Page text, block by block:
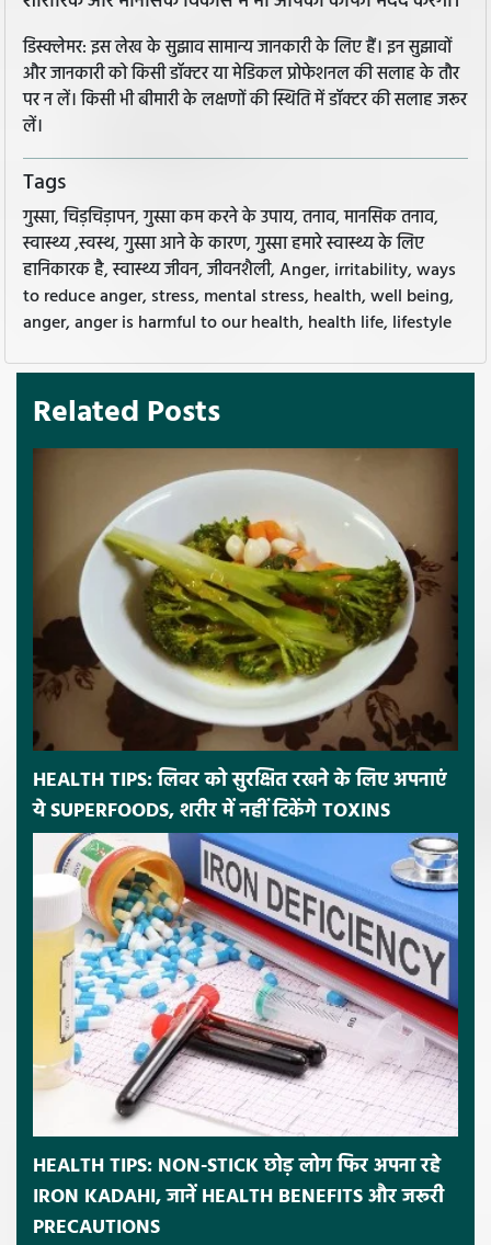
डिस्क्लेमर: इस लेख के सुझाव सामान्य जानकारी के लिए हैं। इन सुझावों
और जानकारी को किसी डॉक्टर या मेडिकल प्रोफेशनल की सलाह के तौर
पर न लें। किसी भी बीमारी के लक्षणों की स्थिति में डॉक्टर की सलाह जरूर
लें।
Tags
गुस्सा, चिड़चिड़ापन, गुस्सा कम करने के उपाय, तनाव, मानसिक तनाव,
स्वास्थ्य ,स्वस्थ, गुस्सा आने के कारण, गुस्सा हमारे स्वास्थ्य के लिए
हानिकारक है, स्वास्थ्य जीवन, जीवनशैली, Anger, irritability, ways
to reduce anger, stress, mental stress, health, well being,
anger, anger is harmful to our health, health life, lifestyle
Related Posts
HEALTH TIPS: लिवर को सुरक्षित रखने के लिए अपनाएं
ये SUPERFOODS, शरीर में नहीं टिकेंगे TOXINS
HEALTH TIPS: NON-STICK छोड़ लोग फिर अपना रहे
IRON KADAHI, जानें HEALTH BENEFITS और जरूरी
PRECAUTIONS